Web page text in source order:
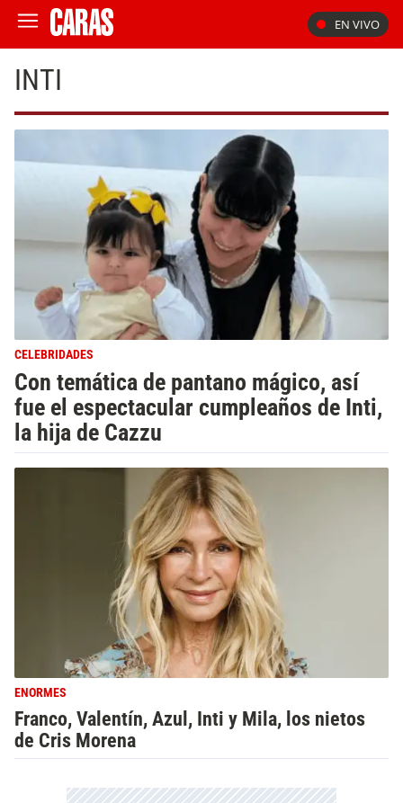
EN VIVO
INTI
CELEBRIDADES
Con temática de pantano mágico, así
fue el espectacular cumpleaños de Inti,
la hija de Cazzu
ENORMES
Franco, Valentín, Azul, Inti y Mila, los nietos
de Cris Morena